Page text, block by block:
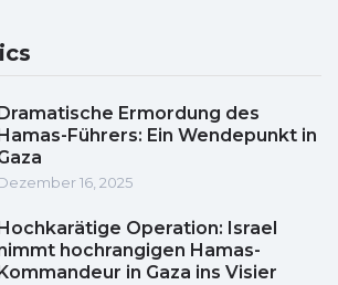
Dramatische Ermordung des
Hamas-Führers: Ein Wendepunkt in
16, 2025
Hochkarätige Operation: Israel
hochrangigen Hamas-
Kommandeur in Gaza ins Visier